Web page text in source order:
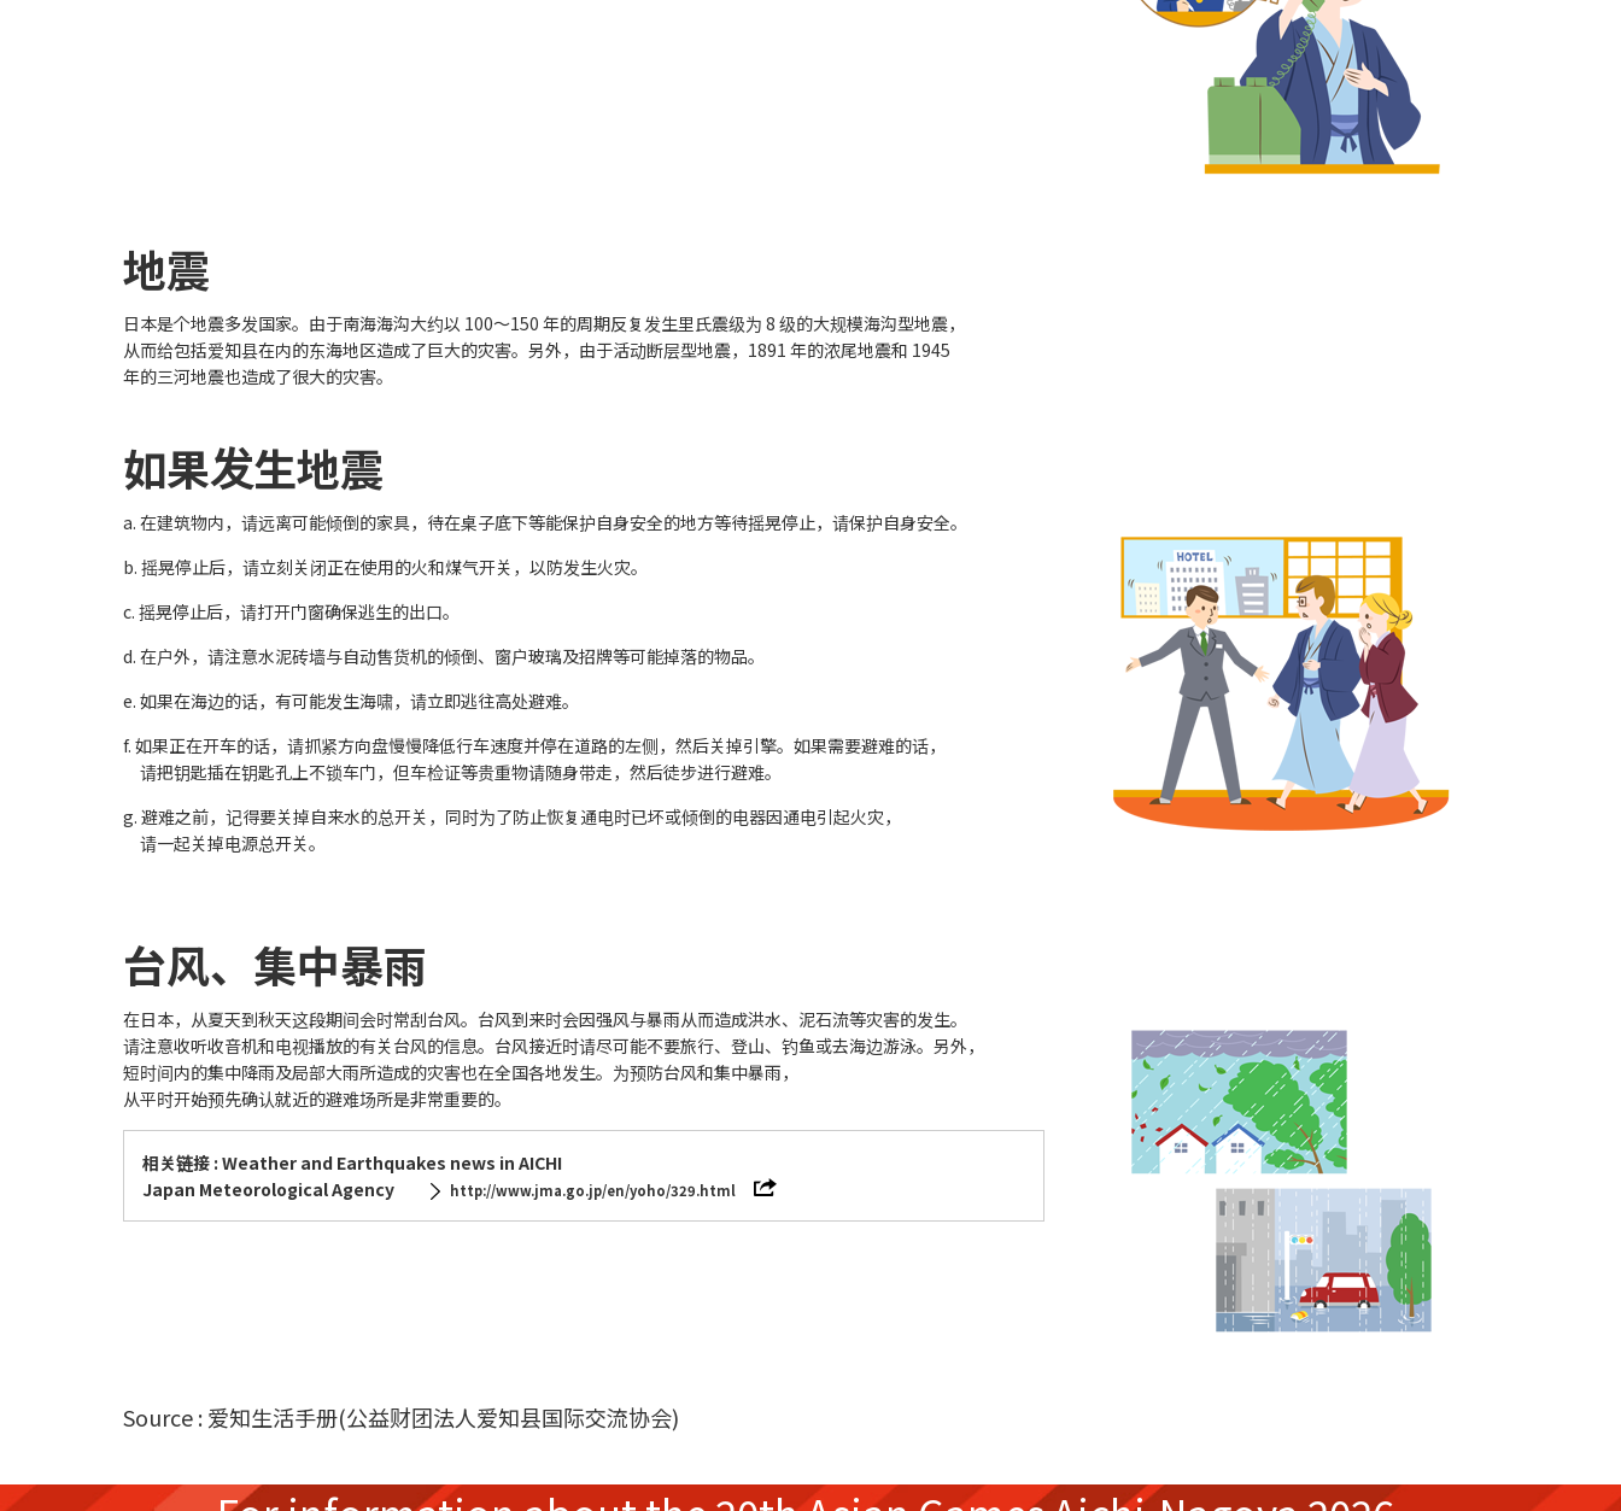
地震
日本是个地震多发国家。由于南海海沟大约以 100～150 年的周期反复发生里氏震级为 8 级的大规模海沟型地震，
从而给包括爱知县在内的东海地区造成了巨大的灾害。另外，由于活动断层型地震，1891 年的浓尾地震和 1945
年的三河地震也造成了很大的灾害。
如果发生地震
a. 在建筑物内，请远离可能倾倒的家具，待在桌子底下等能保护自身安全的地方等待摇晃停止，请保护自身安全。
b. 摇晃停止后，请立刻关闭正在使用的火和煤气开关，以防发生火灾。
c. 摇晃停止后，请打开门窗确保逃生的出口。
d. 在户外，请注意水泥砖墙与自动售货机的倾倒、窗户玻璃及招牌等可能掉落的物品。
e. 如果在海边的话，有可能发生海啸，请立即逃往高处避难。
f. 如果正在开车的话，请抓紧方向盘慢慢降低行车速度并停在道路的左侧，然后关掉引擎。如果需要避难的话，
请把钥匙插在钥匙孔上不锁车门，但车检证等贵重物请随身带走，然后徒步进行避难。
g. 避难之前，记得要关掉自来水的总开关，同时为了防止恢复通电时已坏或倾倒的电器因通电引起火灾，
请一起关掉电源总开关。
台风、集中暴雨
在日本，从夏天到秋天这段期间会时常刮台风。台风到来时会因强风与暴雨从而造成洪水、泥石流等灾害的发生。
请注意收听收音机和电视播放的有关台风的信息。台风接近时请尽可能不要旅行、登山、钓鱼或去海边游泳。另外，
短时间内的集中降雨及局部大雨所造成的灾害也在全国各地发生。为预防台风和集中暴雨，
从平时开始预先确认就近的避难场所是非常重要的。
相关链接 : Weather and Earthquakes news in AICHI
Japan Meteorological Agency
http://www.jma.go.jp/en/yoho/329.html
Source :爱知生活手册(公益财团法人爱知县国际交流协会)